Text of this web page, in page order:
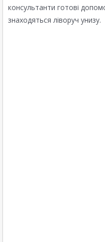
консультанти готові
знаходяться ліворуч унизу.